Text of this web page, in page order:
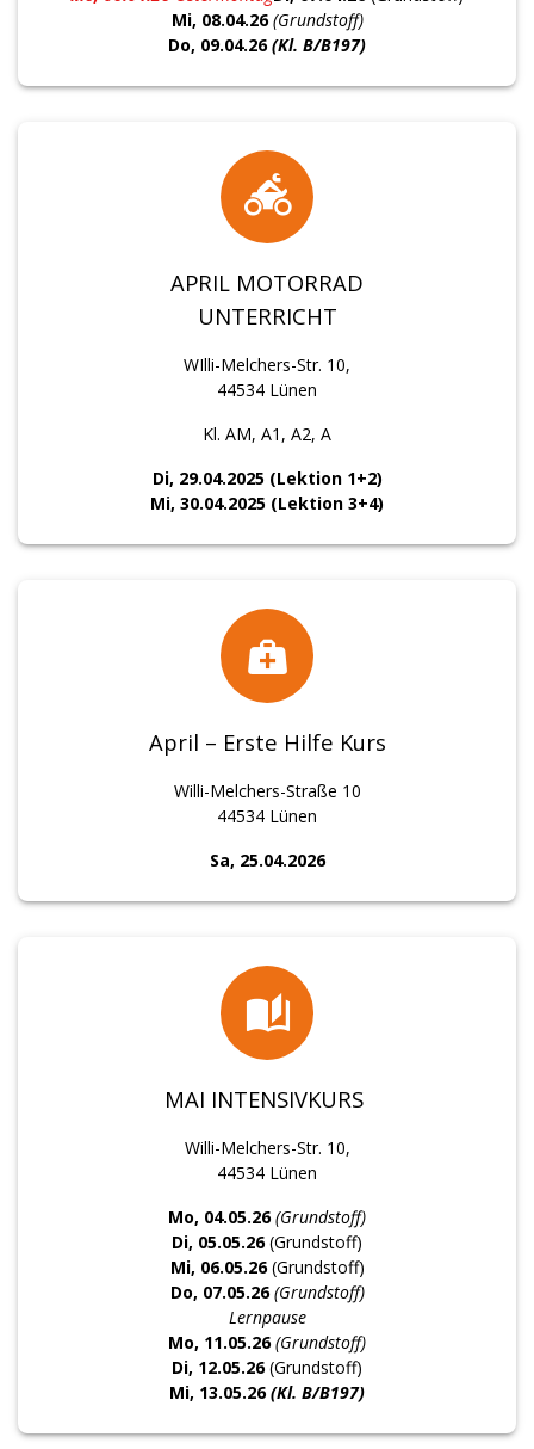
Mi, 08.04.26(Grundstoff)
Do, 09.04.26 (Kl. B/B197)
APRIL MOTORRAD
UNTERRICHT
WIlli-Melchers-Str. 10,
44534 Lünen
Kl. AM, A1, A2, A
Di, 29.04.2025 (Lektion 1+2)
Mi, 30.04.2025 (Lektion 3+4)
April – Erste Hilfe Kurs
Willi-Melchers-Straße 10
44534 Lünen
Sa, 25.04.2026
MAI INTENSIVKURS
Willi-Melchers-Str. 10,
44534 Lünen
Mo, 04.05.26(Grundstoff)
Di, 05.05.26(Grundstoff)
Mi, 06.05.26(Grundstoff)
Do, 07.05.26 (Grundstoff)
Lernpause
Mo, 11.05.26(Grundstoff)
Di, 12.05.26(Grundstoff)
Mi, 13.05.26 (Kl. B/B197)